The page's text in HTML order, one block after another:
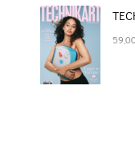
59,00